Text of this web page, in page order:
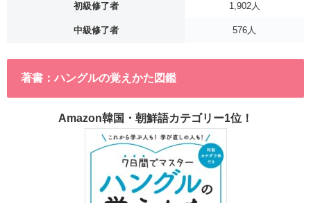
初級修了者 1,902人
中級修了者 576人
著書：ハングルの覚えかた図鑑
Amazon韓国・朝鮮語カテゴリー1位！